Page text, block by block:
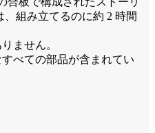
組み立てるのに約 2 時間
ません。
べての部品が含まれてい